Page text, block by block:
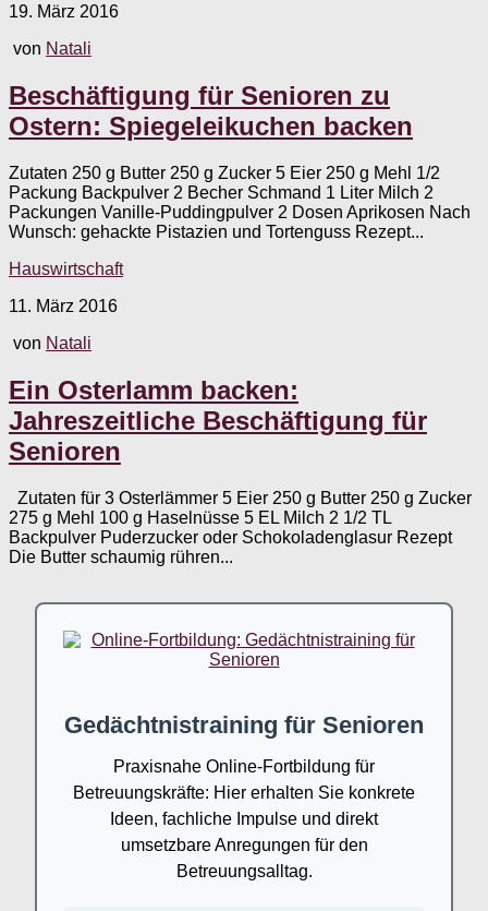
19. März 2016
von Natali
Beschäftigung für Senioren zu
Ostern: Spiegeleikuchen backen
Zutaten 250 g Butter 250 g Zucker 5 Eier 250 g Mehl 1/2
Packung Backpulver 2 Becher Schmand 1 Liter Milch 2
Packungen Vanille-Puddingpulver 2 Dosen Aprikosen Nach
Wunsch: gehackte Pistazien und Tortenguss Rezept...
Hauswirtschaft
11. März 2016
von Natali
Ein Osterlamm backen:
Jahreszeitliche Beschäftigung für
Senioren
Zutaten für 3 Osterlämmer 5 Eier 250 g Butter 250 g Zucker
275 g Mehl 100 g Haselnüsse 5 EL Milch 2 1/2 TL
Backpulver Puderzucker oder Schokoladenglasur Rezept
Die Butter schaumig rühren...
Gedächtnistraining für Senioren
Praxisnahe Online-Fortbildung für
Betreuungskräfte: Hier erhalten Sie konkrete
Ideen, fachliche Impulse und direkt
umsetzbare Anregungen für den
Betreuungsalltag.